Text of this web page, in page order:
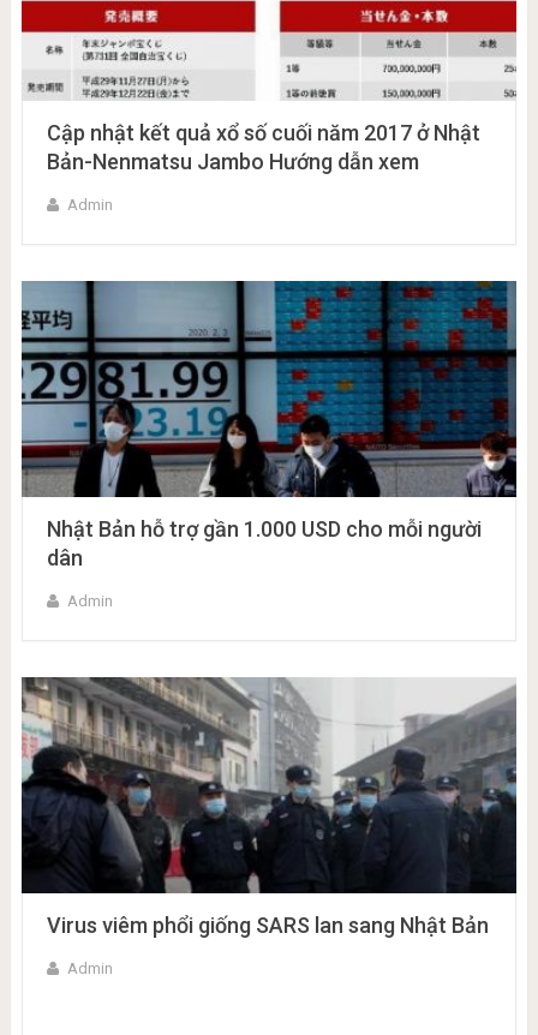
Cập nhật kết quả xổ số cuối năm 2017 ở Nhật
Bản-Nenmatsu Jambo Hướng dẫn xem
Admin
Nhật Bản hỗ trợ gần 1.000 USD cho mỗi người
dân
Admin
Virus viêm phổi giống SARS lan sang Nhật Bản
Admin